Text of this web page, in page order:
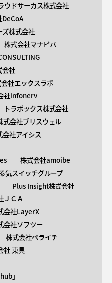
ウドサーカス株式会社
DeCoA
ズ株式会社
株式会社マナビバ
会社
社エックスラボ
社infonerv
トラボックス株式会社
式会社ブリスウェル
会社アイシス
株式会社amoibe
気スイッチグループ
Plus Insight株式会社
ＪＣＡ
会社LayerX
会社ソフツー
株式会社ペライチ
社 東具
」